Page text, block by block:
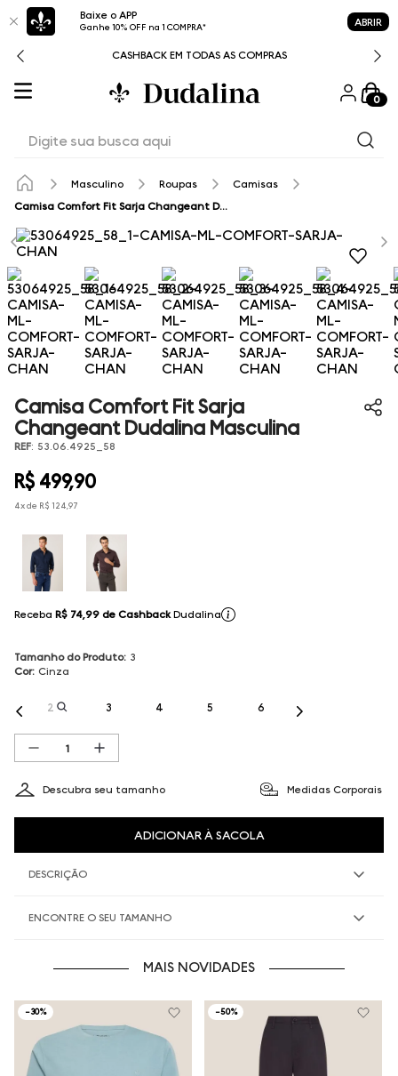
Baixe o APP
Ganhe 10% OFF na 1 COMPRA* ABRIR
CASHBACK EM TODAS AS COMPRAS
0
Masculino Roupas
Camisas
Camisa Comfort Fit Sarja Changeant Dudalina Masculina
Camisa Comfort Fit Sarja
Changeant Dudalina Masculina
REF: 53.06.4925_58
R$ 499,90
4x de R$ 124,97
Receba R$ 74,99 de Cashback Dudalina
Tamanho do Produto: 3
Cor: Cinza
2 3 4 5 6
Descubra seu tamanho Medidas Corporais
ADICIONAR À SACOLA
DESCRIÇÃO
ENCONTRE O SEU TAMANHO
MAIS NOVIDADES
-30% -50%